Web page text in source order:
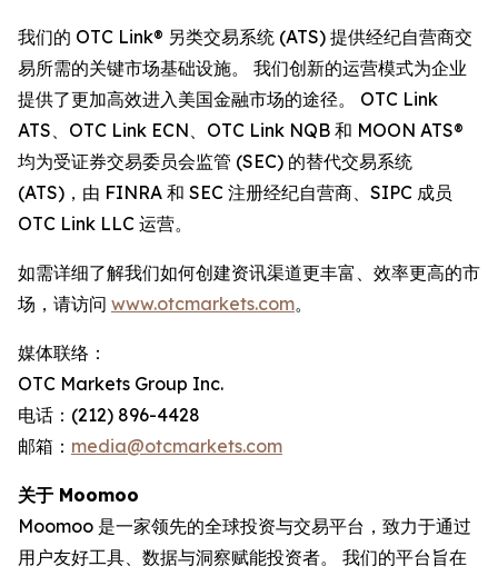
我们的 OTC Link® 另类交易系统 (ATS) 提供经纪自营商交
易所需的关键市场基础设施。 我们创新的运营模式为企业
提供了更加高效进入美国金融市场的途径。 OTC Link
ATS、OTC Link ECN、OTC Link NQB 和 MOON ATS®
均为受证券交易委员会监管 (SEC) 的替代交易系统
(ATS)，由 FINRA 和 SEC 注册经纪自营商、SIPC 成员
OTC Link LLC 运营。
如需详细了解我们如何创建资讯渠道更丰富、效率更高的市
场，请访问 www.otcmarkets.com。
媒体联络：
OTC Markets Group Inc.
电话：(212) 896-4428
邮箱： media@otcmarkets.com
关于 Moomoo
Moomoo 是一家领先的全球投资与交易平台，致力于通过
用户友好工具、数据与洞察赋能投资者。 我们的平台旨在